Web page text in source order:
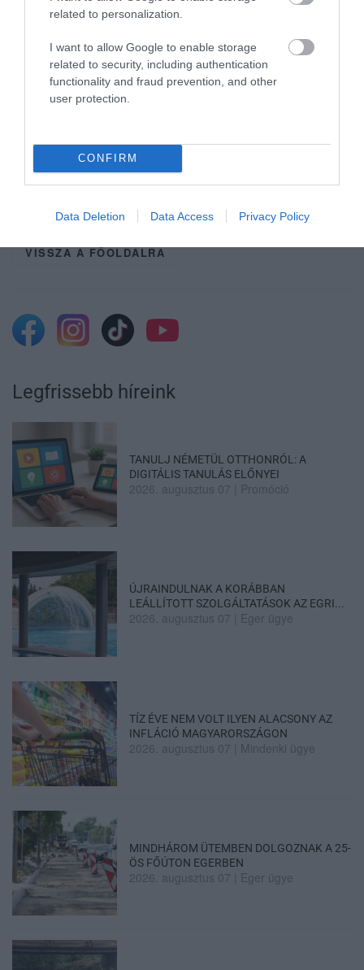
related to personalization.
I want to allow Google to enable storage
related to security, including authentication
functionality and fraud prevention, and other
user protection.
CONFIRM
Data Deletion Data Access Privacy Policy
Egri Ügyek megkeresésére Mirkóczki
Ádám, Eger polgármestere.
Ne maradjon le a legfrissebb hírekről, kövessen
VISSZA A FŐOLDALRA
Legfrissebb híreink
TANULJ NÉMETÜL OTTHONRÓL: A
DIGITÁLIS TANULÁS ELŐNYEI
2026. augusztus 07 Promóció
ÚJRAINDULNAK A KORÁBBAN
LEÁLLÍTOTT SZOLGÁLTATÁSOK AZ EGRI...
2026. augusztus 07 Eger ügye
TÍZ ÉVE NEM VOLT ILYEN ALACSONY AZ
INFLÁCIÓ MAGYARORSZÁGON
2026. augusztus 07 Mindenki ügye
MINDHÁROM ÜTEMBEN DOLGOZNAK A 25-
ÖS FŐÚTON EGERBEN
2026. augusztus 07 Eger ügye